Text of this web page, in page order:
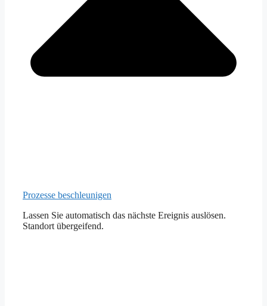
Prozesse beschleunigen
Lassen Sie automatisch das nächste Ereignis auslösen.
Standort übergeifend.